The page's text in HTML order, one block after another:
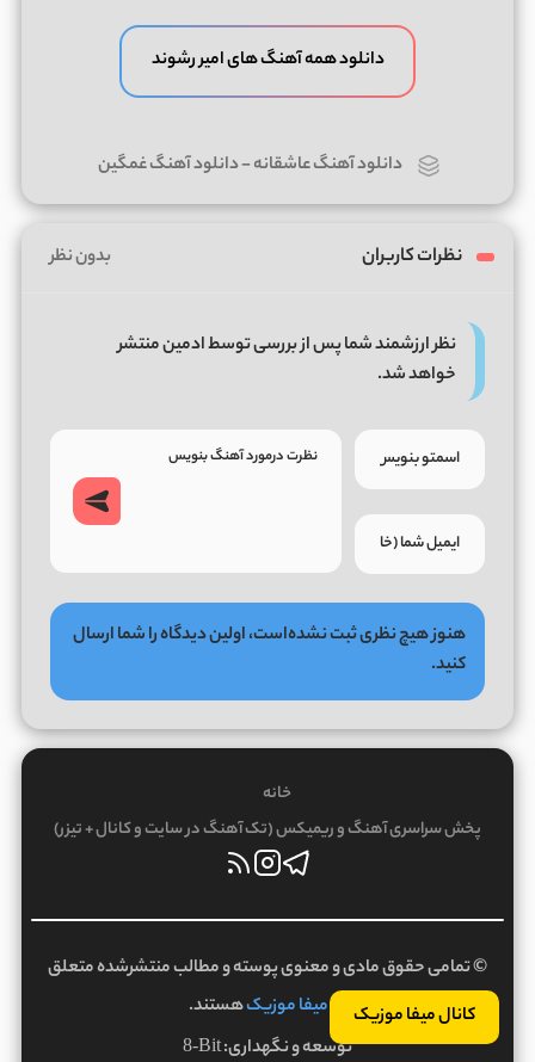
کانال میفا موزیک
دانلود همه آهنگ های امیر رشوند
دانلود آهنگ عاشقانه-دانلود آهنگ غمگین
نظرات کاربران بدون نظر
نظر ارزشمند شما پس از بررسی توسط ادمین منتشر
خواهد شد.
هنوز هیچ نظری ثبت نشده‌است، اولین دیدگاه را شما ارسال
کنید.
خانه
پخش سراسری آهنگ و ریمیکس (تک آهنگ در سایت و کانال + تیزر)
© تمامی حقوق مادی و معنوی پوسته و مطالب منتشرشده متعلق
بهمیفا موزیکهستند.
توسعه و نگهداری:8-Bit